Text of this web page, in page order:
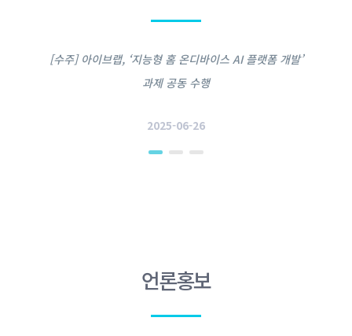
[수주] 아이브랩, ‘지능형 홈 온디바이스 AI 플랫폼 개발’
과제 공동 수행
2025-06-26
언론홍보